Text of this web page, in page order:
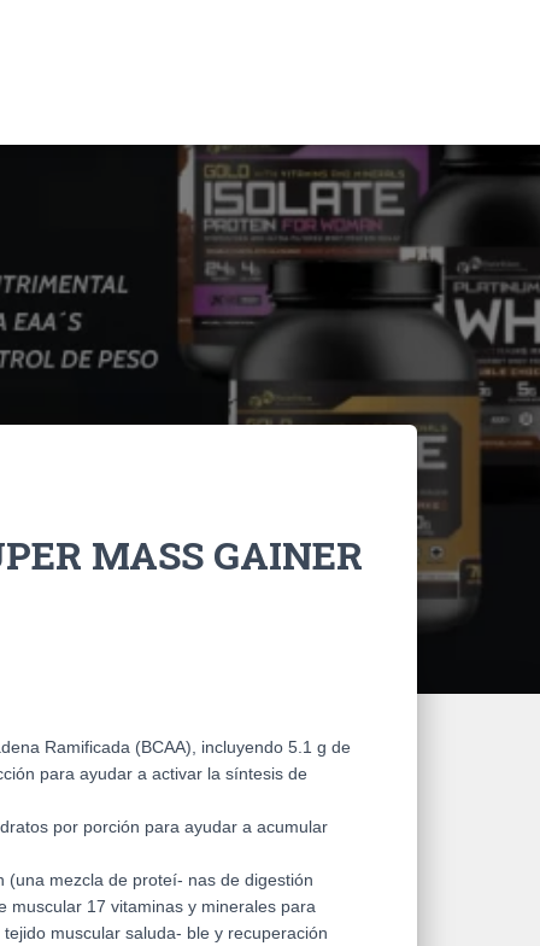
MASS GAINER
Ramificada (BCAA), incluyendo 5.1 g de
para ayudar a activar la síntesis de
por porción para ayudar a acumular
mezcla de proteí- nas de digestión
muscular 17 vitaminas y minerales para
muscular saluda- ble y recuperación